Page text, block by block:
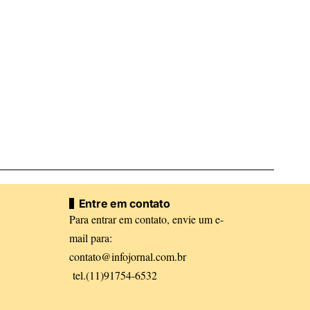
Entre em contato
Para entrar em contato, envie um e-
mail para:
contato@infojornal.com.br
tel.(11)91754-6532